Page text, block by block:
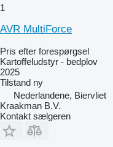
1
AVR MultiForce
Pris efter forespørgsel
Kartoffeludstyr - bedplov
2025
Tilstand ny
Nederlandene, Biervliet
Kraakman B.V.
Kontakt sælgeren